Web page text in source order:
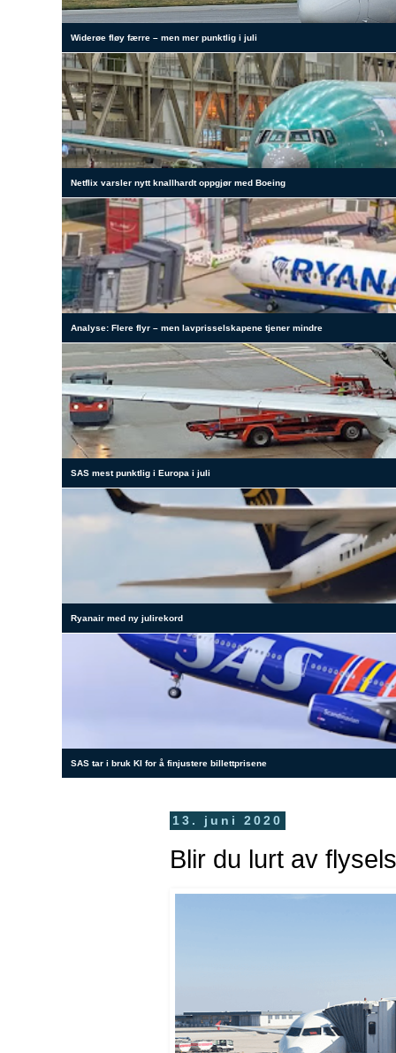
Widerøe fløy færre – men mer punktlig i juli
Netflix varsler nytt knallhardt oppgjør med Boeing
Analyse: Flere flyr – men lavprisselskapene tjener mindre
SAS mest punktlig i Europa i juli
Ryanair med ny julirekord
SAS tar i bruk KI for å finjustere billettprisene
13. juni 2020
Blir du lurt av